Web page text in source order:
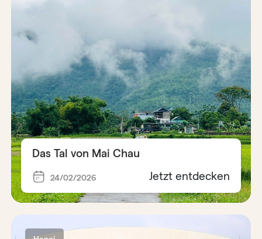
Das Tal von Mai Chau
24/02/2026 Jetzt entdecken